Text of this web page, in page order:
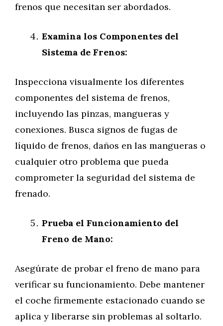
frenos que necesitan ser abordados.
Examina los Componentes del
Sistema de Frenos:
Inspecciona visualmente los diferentes
componentes del sistema de frenos,
incluyendo las pinzas, mangueras y
conexiones. Busca signos de fugas de
líquido de frenos, daños en las mangueras o
cualquier otro problema que pueda
comprometer la seguridad del sistema de
frenado.
Prueba el Funcionamiento del
Freno de Mano:
Asegúrate de probar el freno de mano para
verificar su funcionamiento. Debe mantener
el coche firmemente estacionado cuando se
aplica y liberarse sin problemas al soltarlo.